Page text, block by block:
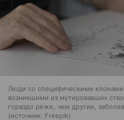
Люди со специфическими
возникшими из мутировавших
гораздо реже, чем другие,
источник: Freepik